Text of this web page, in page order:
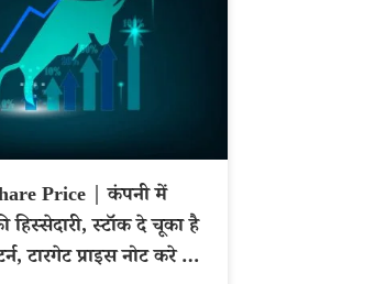
Price | कंपनी में
हिस्सेदारी, स्टॉक दे चूका है
टारगेट प्राइस नोट करे –